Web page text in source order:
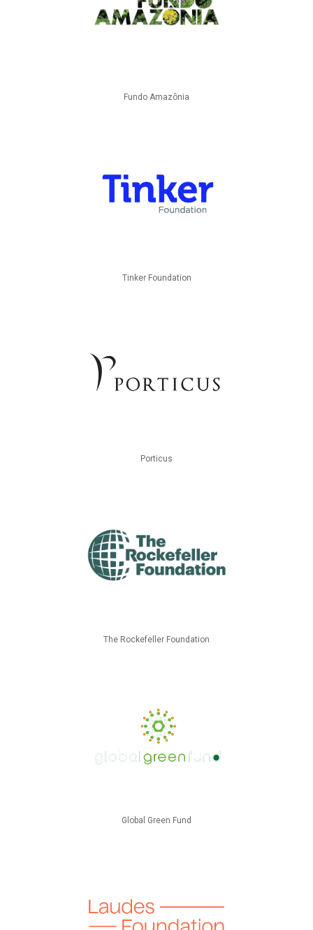
Fundo Amazônia
Tinker Foundation
Porticus
The Rockefeller Foundation
Global Green Fund